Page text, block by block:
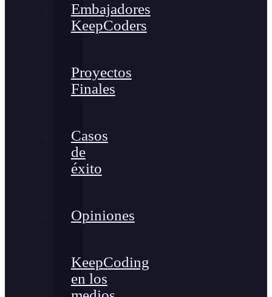
Embajadores
KeepCoders
Proyectos
Finales
Casos
de
éxito
Opiniones
KeepCoding
en los